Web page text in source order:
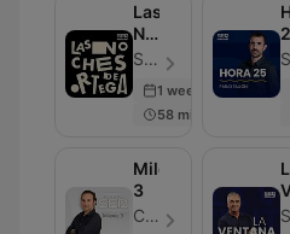
Las
Noches
de
Ortega
SER Podcast - Episodio 600
1 week ago
58 min
Milenio
3
Cadena SER - Episodio 199